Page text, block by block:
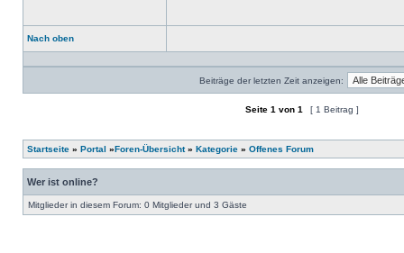
Nach oben
Profil
Beiträge der letzten Zeit anzeigen:
Seite 1 von 1 [ 1 Beitrag ]
Startseite » Portal »Foren-Übersicht» Kategorie » Offenes Forum
Wer ist online?
Mitglieder in diesem Forum: 0 Mitglieder und 3 Gäste